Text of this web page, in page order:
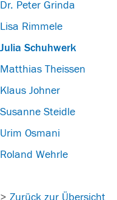
Dr. Peter Grinda
Lisa Rimmele
Julia Schuhwerk
Matthias Theissen
Klaus Johner
Susanne Steidle
Urim Osmani
Roland Wehrle
> Zurück zur Übersicht